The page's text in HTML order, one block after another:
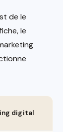
de le
le
digital